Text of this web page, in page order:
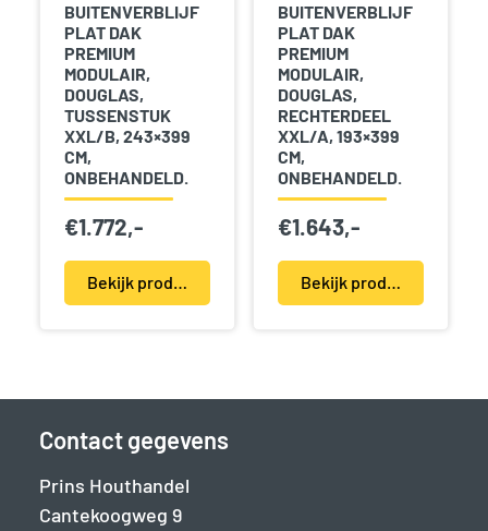
BUITENVERBLIJF
PLAT DAK
PREMIUM
MODULAIR,
DOUGLAS,
TUSSENSTUK
XXL/B, 243×399
CM,
ONBEHANDELD.
€1.772,-
Bekijk product(en)
BUITENVERBLIJF
PLAT DAK
PREMIUM
MODULAIR,
DOUGLAS,
RECHTERDEEL
XXL/A, 193×399
CM,
ONBEHANDELD.
€1.643,-
Bekijk product(en)
Contact gegevens
Prins Houthandel
Cantekoogweg 9